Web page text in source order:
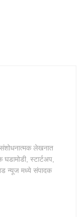
संशोधनात्मक लेखनात
स्टार्टअप,
न्यूज मध्ये संपादक